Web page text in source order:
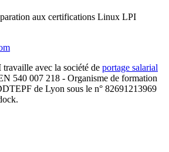
aux certifications Linux LPI
travaille avec la société de portage salarial
540 007 218 - Organisme de formation
de Lyon sous le n° 82691213969